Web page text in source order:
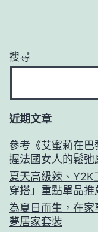
搜尋
近期文章
參考《艾蜜莉在
握法國女人的鬆弛
夏天高級辣、
穿搭」重點單品推
為夏日而生，在家
夢居家套裝